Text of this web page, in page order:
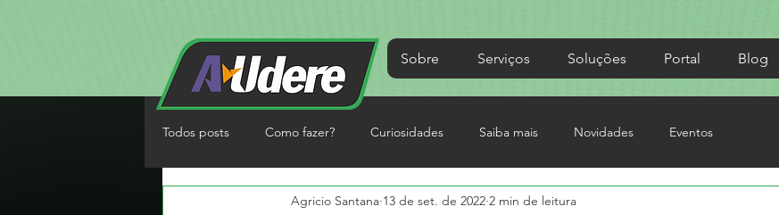
Sobre Serviços Soluções Portal Blog
Todos posts Como fazer? Curiosidades Saiba mais Novidades Eventos
Agricio Santana 13 de set. de 2022 2 min de leitura